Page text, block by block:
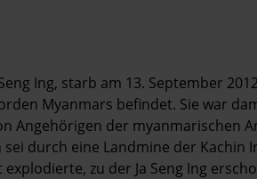
Ing, starb am 13. September
Myanmars befindet. Sie war
Angehörigen der myanmarischen
durch eine Landmine der Kachin
zu der Ja Seng Ing